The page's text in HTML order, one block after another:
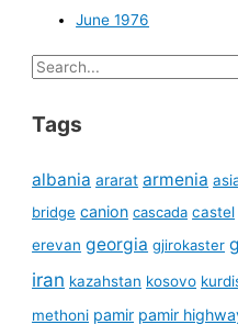
June 1976
Search
Tags
albania ararat armenia
bridge canion cascada castel
erevan georgia gjirokaster
iran kazahstan kosovo
methoni pamir pamir